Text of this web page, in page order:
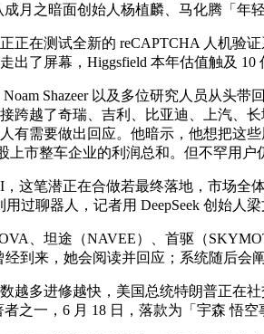
月之暗面创始人杨植麟、马化腾「年
在测试全新的 reCAPTCHA 人机验证
出了屏幕，Higgsfield 本年估值触及 10
Shazeer 以及多位研究人员从头带
跨越了奇瑞、吉利、比亚迪、上汽、
有需要做出回应。他暗示，他想把这
上市整车企业的利润总和。但不罕用户
笔潜正在合做若最终落地，市场全体
用过聊器人，记者用 DeepSeek 创始人
、坦途（NAVEE）、首驱（
经到来，她会阅读并回应；系统随后
进修越快，美国总统特朗普正在社交
之一，6 月 18 日，落款为「宇森 悟空